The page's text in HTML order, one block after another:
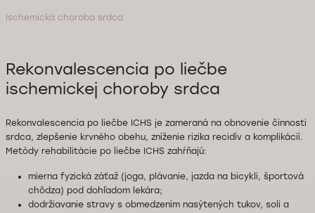
Ischemická choroba srdca
Rekonvalescencia po liečbe
ischemickej choroby srdca
Rekonvalescencia po liečbe ICHS je zameraná na obnovenie činnosti
srdca, zlepšenie krvného obehu, zníženie rizika recidív a komplikácií.
Metódy rehabilitácie po liečbe ICHS zahŕňajú:
mierna fyzická záťaž (joga, plávanie, jazda na bicykli, športová
chôdza) pod dohľadom lekára;
dodržiavanie stravy s obmedzením nasýtených tukov, soli a